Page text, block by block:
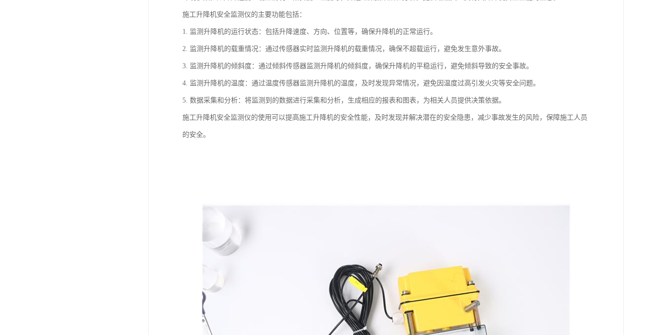
施工升降机安全监测仪的主要功能包括：
1. 监测升降机的运行状态：包括升降速度、方向、位置等，确保升降机的正常运行。
2. 监测升降机的载重情况：通过传感器实时监测升降机的载重情况，确保不超载运行，避免发生意外事故。
3. 监测升降机的倾斜度：通过倾斜传感器监测升降机的倾斜度，确保升降机的平稳运行，避免倾斜导致的安全事故。
4. 监测升降机的温度：通过温度传感器监测升降机的温度，及时发现异常情况，避免因温度过高引发火灾等安全问题。
5. 数据采集和分析：将监测到的数据进行采集和分析，生成相应的报表和图表，为相关人员提供决策依据。
施工升降机安全监测仪的使用可以提高施工升降机的安全性能，及时发现并解决潜在的安全隐患，减少事故发生的风险，保障施工人员
的安全。